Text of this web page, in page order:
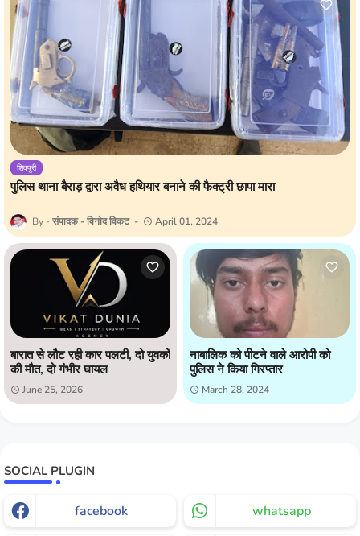
शिवपुरी
पुलिस थाना बैराड़ द्वारा अवैध हथियार बनाने की फैक्ट्री छापा मारा
संपादक - विनोद विकट April 01, 2024
बारात से लौट रही कार पलटी, दो युवकों
की मौत, दो गंभीर घायल
June 25, 2026
नाबालिक को पीटने वाले आरोपी को
पुलिस ने किया गिरप्तार
March 28, 2024
SOCIAL PLUGIN
facebook whatsapp